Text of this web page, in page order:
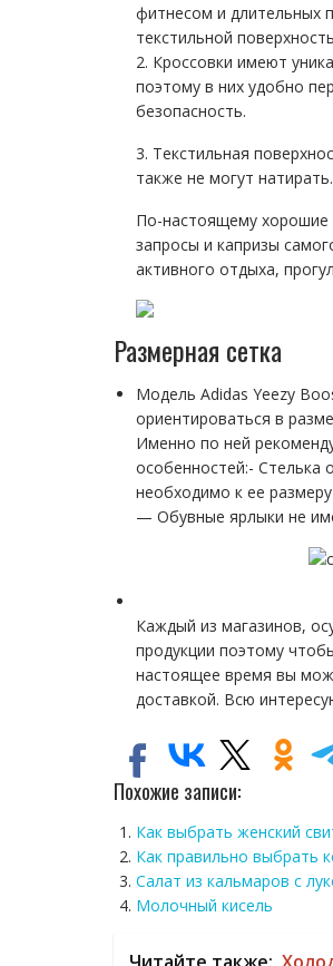
фитнесом и длительных
текстильной
2. Кроссовки имеют
поэтому в них удобно
безопасность.
3. Текстильная
также не могут
По-настоящему хорошие
запросы и капризы
активного отдыха,
Размерная сетка
Модель Adidas Yeezy
ориентироваться в
Именно по ней
особенностей:- Стелька
необходимо к ее
— Обувные ярлыки не
Каждый из магазинов,
продукции поэтому
настоящее время вы
доставкой. Всю
Похожие записи:
Как выбрать женский
Как правильно выбрать
Салат из кальмаров с
Молочный кисель